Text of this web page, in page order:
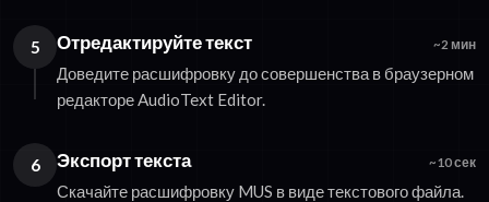
5 Отредактируйте текст ~2 мин
Доведите расшифровку до совершенства в браузерном
редакторе AudioText Editor.
6 Экспорт текста ~10 сек
Скачайте расшифровку MUS в виде текстового файла.